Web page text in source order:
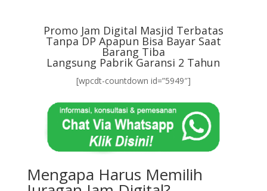
Promo Jam Digital Masjid Terbatas
Tanpa DP Apapun Bisa Bayar Saat
Barang Tiba
Langsung Pabrik Garansi 2 Tahun
[wpcdt-countdown id=”5949″]
Mengapa Harus Memilih